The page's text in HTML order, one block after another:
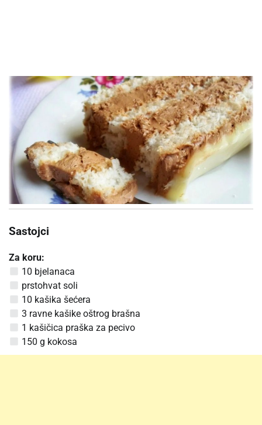
Sastojci
Za koru:
10 bjelanaca
prstohvat soli
10 kašika šećera
3 ravne kašike oštrog brašna
1 kašičica praška za pecivo
150 g kokosa